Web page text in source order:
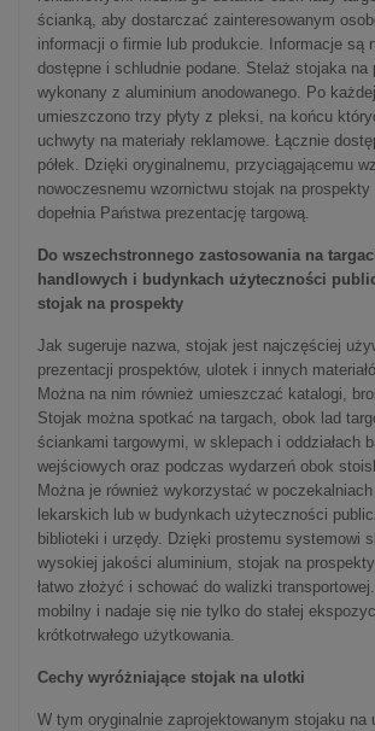
ścianką, aby dostarczać zainteresowanym
informacji o firmie lub produkcie. Informacje są
dostępne i schludnie podane. Stelaż stojaka na
wykonany z aluminium anodowanego. Po
umieszczono trzy płyty z pleksi, na końcu
uchwyty na materiały reklamowe. Łącznie
półek. Dzięki oryginalnemu, przyciągającemu
nowoczesnemu wzornictwu stojak na prospekty
dopełnia Państwa prezentację targową.
Do wszechstronnego zastosowania na
handlowych i budynkach użyteczności
stojak na prospekty
Jak sugeruje nazwa, stojak jest najczęściej
prezentacji prospektów, ulotek i innych
Można na nim również umieszczać katalogi,
Stojak można spotkać na targach, obok lad
ściankami targowymi, w sklepach i oddziałach
wejściowych oraz podczas wydarzeń obok
Można je również wykorzystać w
lekarskich lub w budynkach użyteczności
biblioteki i urzędy. Dzięki prostemu systemowi
wysokiej jakości aluminium, stojak na
łatwo złożyć i schować do walizki
mobilny i nadaje się nie tylko do stałej
krótkotrwałego użytkowania.
Cechy wyróżniające stojak na ulotki
W tym oryginalnie zaprojektowanym stojaku na